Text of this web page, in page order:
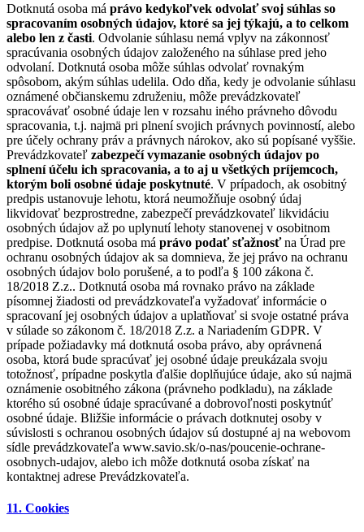
Dotknutá osoba má právo kedykoľvek odvolať svoj súhlas so
spracovaním osobných údajov, ktoré sa jej týkajú, a to celkom
alebo len z časti. Odvolanie súhlasu nemá vplyv na zákonnosť
spracúvania osobných údajov založeného na súhlase pred jeho
odvolaní. Dotknutá osoba môže súhlas odvolať rovnakým
spôsobom, akým súhlas udelila. Odo dňa, kedy je odvolanie súhlasu
oznámené občianskemu združeniu, môže prevádzkovateľ
spracovávať osobné údaje len v rozsahu iného právneho dôvodu
spracovania, t.j. najmä pri plnení svojich právnych povinností, alebo
pre účely ochrany práv a právnych nárokov, ako sú popísané vyššie.
Prevádzkovateľ zabezpečí vymazanie osobných údajov po
splnení účelu ich spracovania, a to aj u všetkých príjemcoch,
ktorým boli osobné údaje poskytnuté. V prípadoch, ak osobitný
predpis ustanovuje lehotu, ktorá neumožňuje osobný údaj
likvidovať bezprostredne, zabezpečí prevádzkovateľ likvidáciu
osobných údajov až po uplynutí lehoty stanovenej v osobitnom
predpise. Dotknutá osoba má právo podať sťažnosťna Úrad pre
ochranu osobných údajov ak sa domnieva, že jej právo na ochranu
osobných údajov bolo porušené, a to podľa § 100 zákona č.
18/2018 Z.z.. Dotknutá osoba má rovnako právo na základe
písomnej žiadosti od prevádzkovateľa vyžadovať informácie o
spracovaní jej osobných údajov a uplatňovať si svoje ostatné práva
v súlade so zákonom č. 18/2018 Z.z. a Nariadením GDPR. V
prípade požiadavky má dotknutá osoba právo, aby oprávnená
osoba, ktorá bude spracúvať jej osobné údaje preukázala svoju
totožnosť, prípadne poskytla ďalšie doplňujúce údaje, ako sú najmä
oznámenie osobitného zákona (právneho podkladu), na základe
ktorého sú osobné údaje spracúvané a dobrovoľnosti poskytnúť
osobné údaje. Bližšie informácie o právach dotknutej osoby v
súvislosti s ochranou osobných údajov sú dostupné aj na webovom
sídle prevádzkovateľa www.savio.sk/o-nas/poucenie-ochrane-
osobnych-udajov, alebo ich môže dotknutá osoba získať na
kontaktnej adrese Prevádzkovateľa.
11. Cookies